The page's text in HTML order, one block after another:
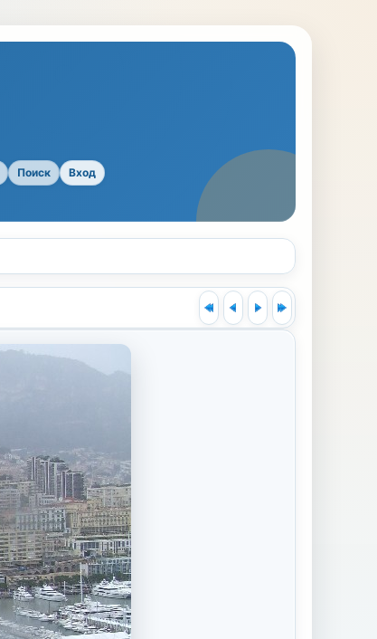
Поиск Вход